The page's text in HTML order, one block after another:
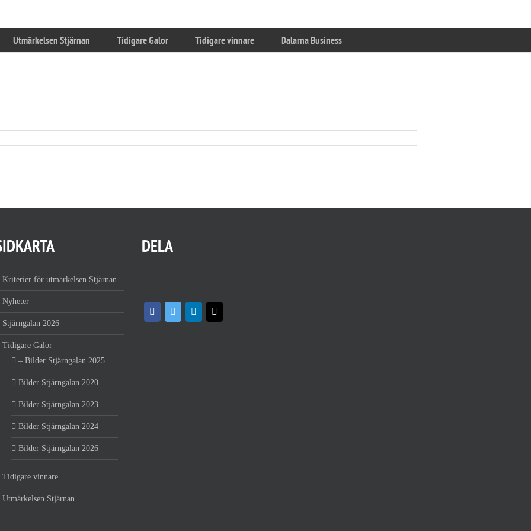
Utmärkelsen Stjärnan Tidigare Galor Tidigare vinnare Dalarna Business
Kriterier för utmärkelsen Stjärnan
Nyheter
Stjärngalan 2026
Tidigare Galor
– Bilder Stjärngalan 2025
Bilder Stjärngalan 2020
Bilder Stjärngalan 2023
Bilder Stjärngalan 2024
Bilder Stjärngalan 2026
Tidigare vinnare
Utmärkelsen Stjärnan
DELA